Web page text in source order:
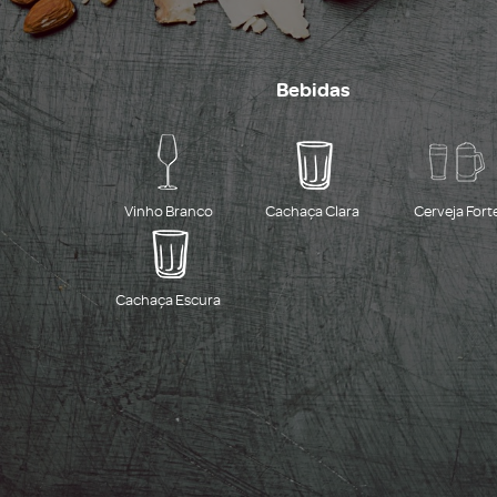
Bebidas
Vinho Branco Cachaça Clara Cerveja
Cachaça Escura